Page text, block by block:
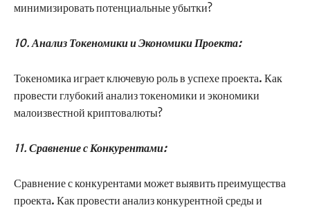
минимизировать потенциальные убытки?
10.Анализ Токеномики и Экономики Проекта:
Токеномика играет ключевую роль в успехе проекта. Как
провести глубокий анализ токеномики и экономики
малоизвестной криптовалюты?
11. Сравнение с Конкурентами:
Сравнение с конкурентами может выявить преимущества
проекта. Как провести анализ конкурентной среды и